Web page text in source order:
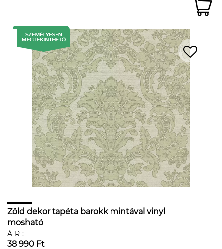
Zöld dekor tapéta barokk mintával vinyl
mosható
ÁR:
38 990 Ft